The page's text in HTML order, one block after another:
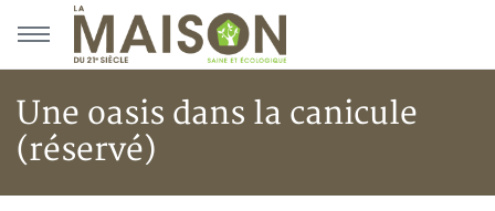
Aller au menu principal
Aller au contenu principal
Une oasis dans la canicule
(réservé)